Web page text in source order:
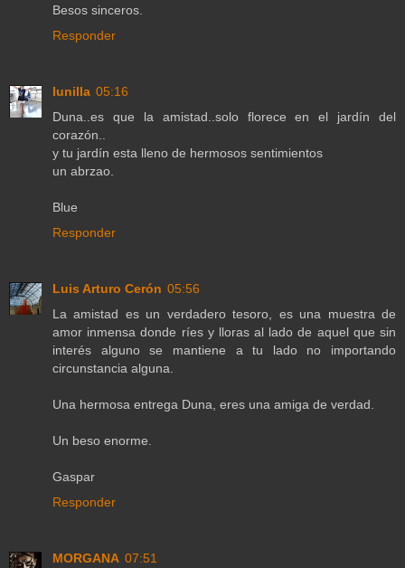
Besos sinceros.
Responder
lunilla 05:16
Duna..es que la amistad..solo florece en el jardín del
corazón..
y tu jardín esta lleno de hermosos sentimientos
un abrzao.
Blue
Responder
Luis Arturo Cerón 05:56
La amistad es un verdadero tesoro, es una muestra de
amor inmensa donde ríes y lloras al lado de aquel que sin
interés alguno se mantiene a tu lado no importando
circunstancia alguna.
Una hermosa entrega Duna, eres una amiga de verdad.
Un beso enorme.
Gaspar
Responder
MORGANA 07:51